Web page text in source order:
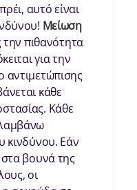
αυτό είναι
Μείωση
την πιθανότητα
για την
αντιμετώπισης
κάθε
Κάθε
κινδύνου. Εάν
βουνά της
οι